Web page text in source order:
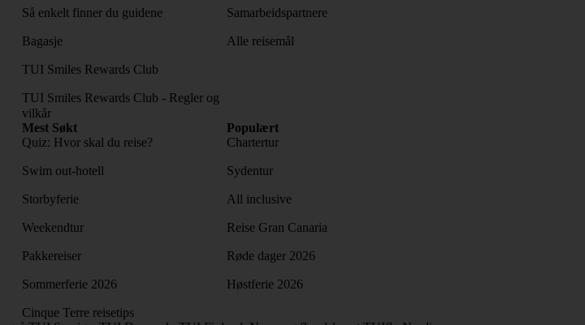
Så enkelt finner du guidene
Bagasje
TUI Smiles Rewards Club
TUI Smiles Rewards Club - Regler og
vilkår
Samarbeidspartnere
Alle reisemål
Mest Søkt
Quiz: Hvor skal du reise?
Swim out-hotell
Storbyferie
Weekendtur
Pakkereiser
Sommerferie 2026
Cinque Terre reisetips
Populært
Chartertur
Sydentur
All inclusive
Reise Gran Canaria
Røde dager 2026
Høstferie 2026